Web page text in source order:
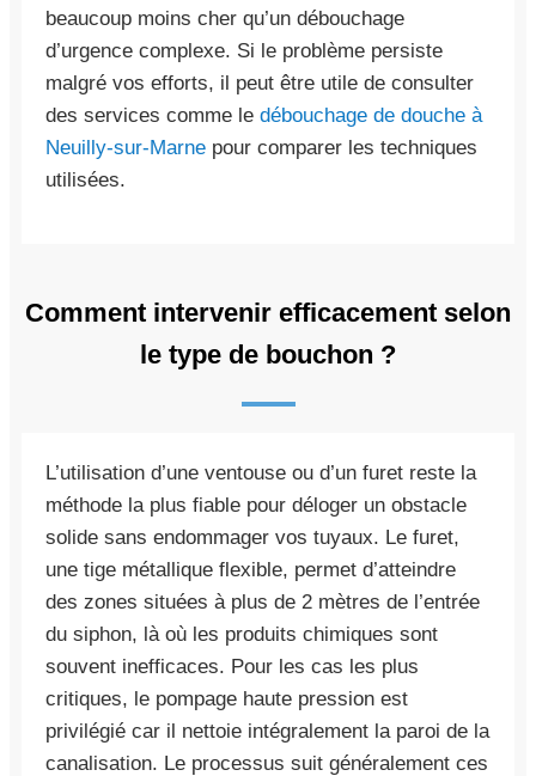
beaucoup moins cher qu’un débouchage
d’urgence complexe. Si le problème persiste
malgré vos efforts, il peut être utile de consulter
des services comme le débouchage de douche à
Neuilly-sur-Marne pour comparer les techniques
utilisées.
Comment intervenir efficacement selon
le type de bouchon ?
L’utilisation d’une ventouse ou d’un furet reste la
méthode la plus fiable pour déloger un obstacle
solide sans endommager vos tuyaux. Le furet,
une tige métallique flexible, permet d’atteindre
des zones situées à plus de 2 mètres de l’entrée
du siphon, là où les produits chimiques sont
souvent inefficaces. Pour les cas les plus
critiques, le pompage haute pression est
privilégié car il nettoie intégralement la paroi de la
canalisation. Le processus suit généralement ces